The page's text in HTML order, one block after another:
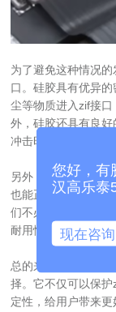
为了避免这种情况
口。硅胶具有优异
尘等物质进入zif接
外，硅胶还具有良
冲击时产生的压力，
另外，硅胶密封还
也能正常使用。这对
们不必担心手机因为
耐用性和稳定性的
总的来说，手机zif
择。它不仅可以保
定性，给用户带来
您好，有
汉高乐泰
现在咨询